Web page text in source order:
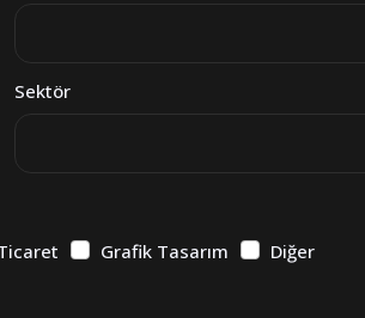
Sektör
Grafik Tasarım Diğer